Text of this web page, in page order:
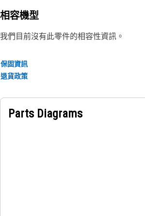
相容機型
我們目前沒有此零件的相容性資訊。
保固資訊
退貨政策
Parts Diagrams